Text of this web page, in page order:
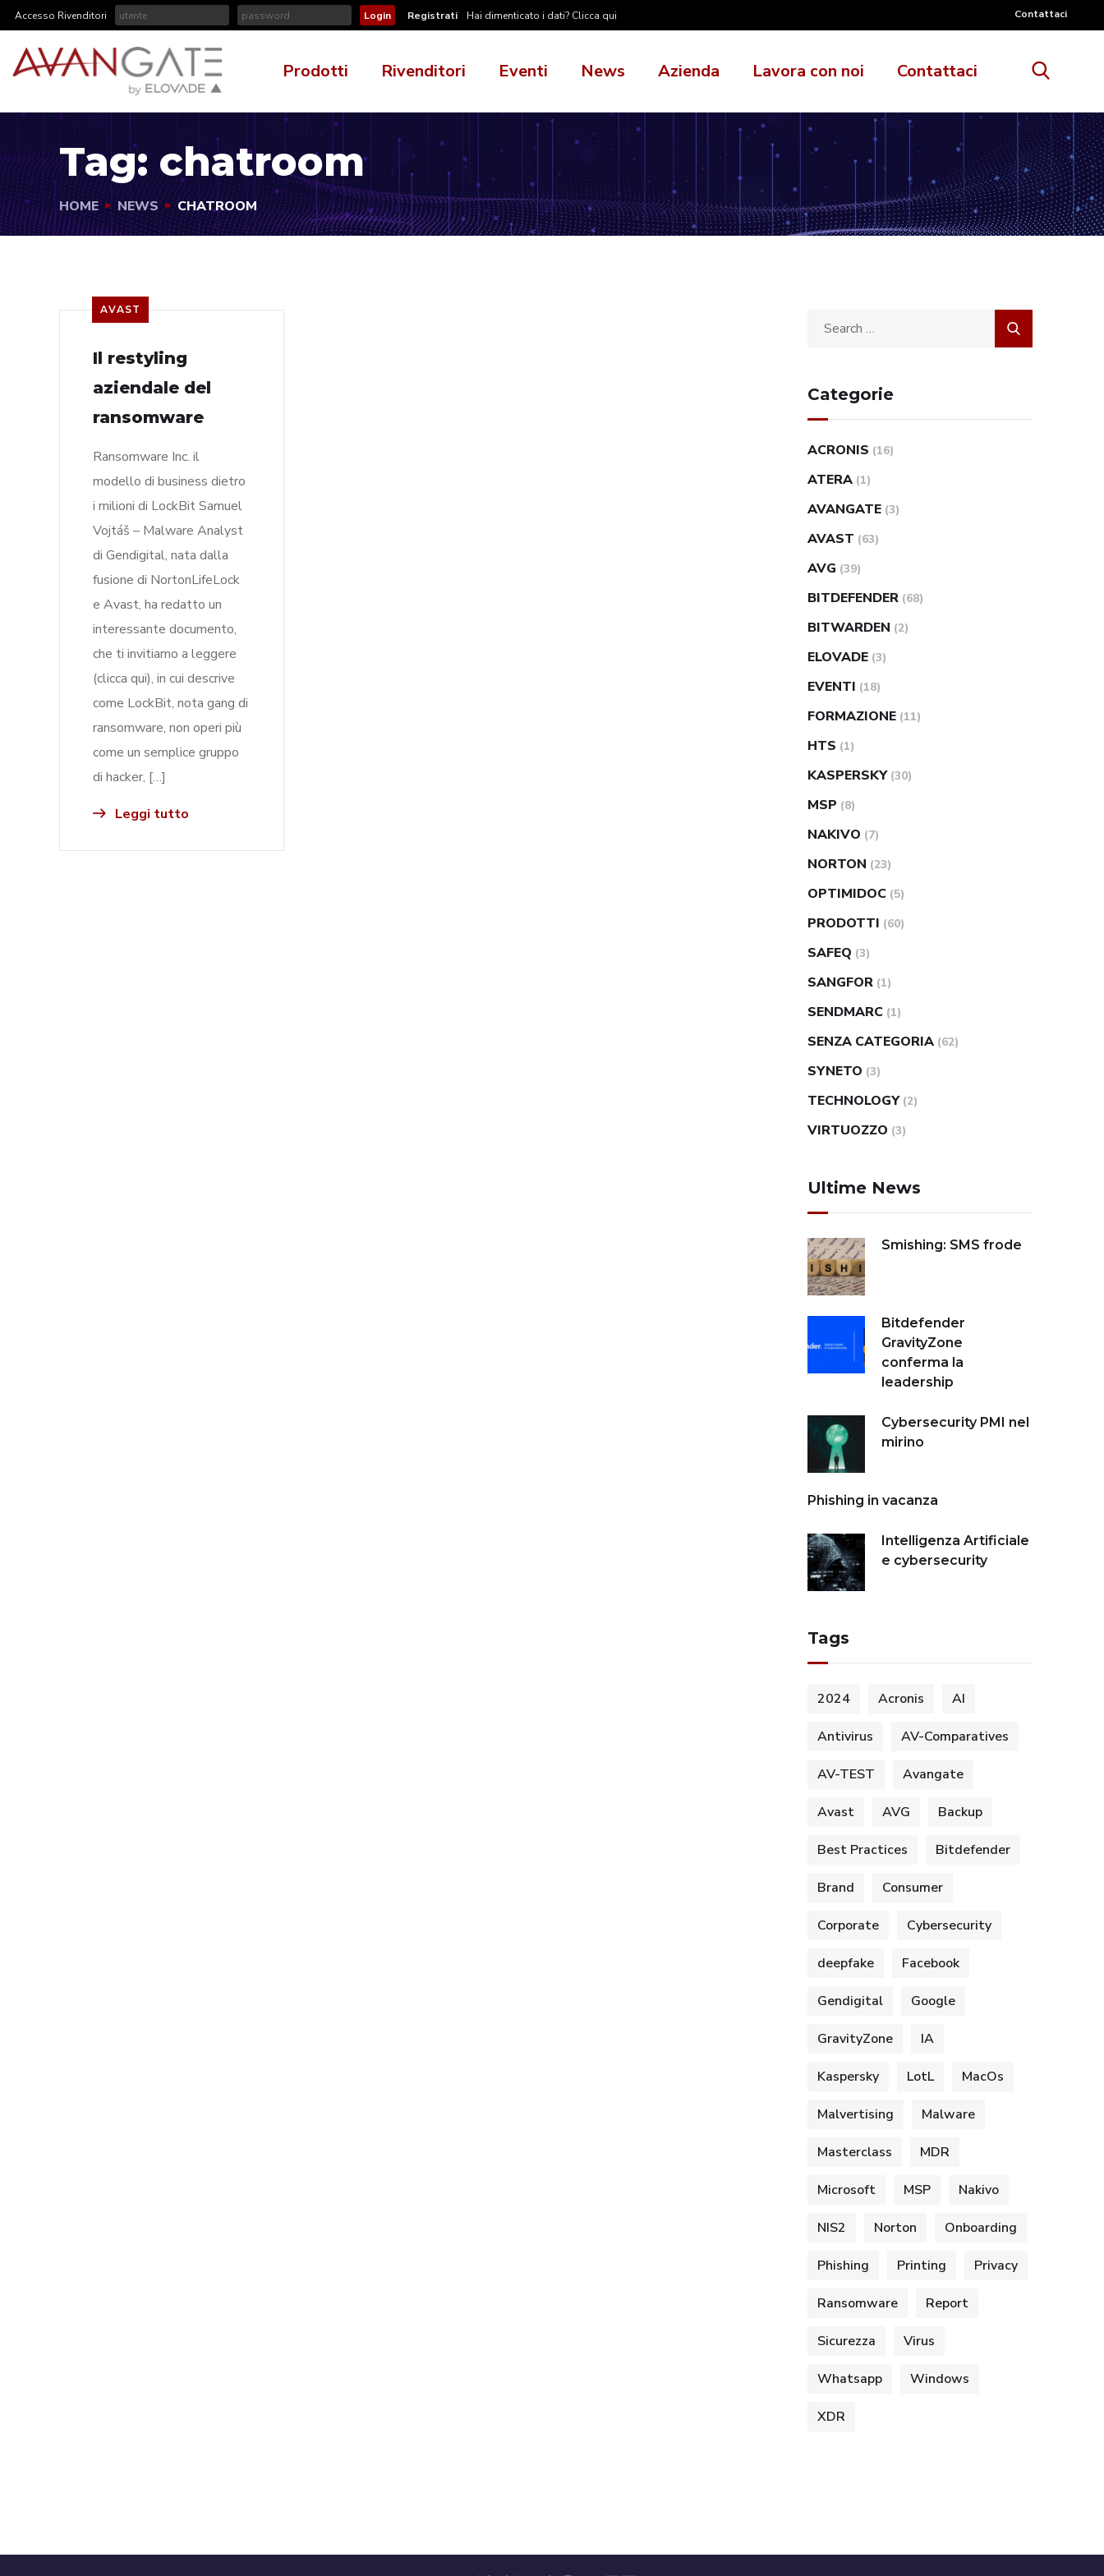
Accesso Rivenditori Registrati Hai dimenticato i dati? Clicca qui Contattaci
Prodotti Rivenditori Eventi News Azienda Lavora con noi Contattaci
Tag:chatroom
HOME NEWS CHATROOM
AVAST
Il restyling
aziendale del
ransomware
Ransomware Inc. il
modello di business dietro
i milioni di LockBit Samuel
Vojtáš – Malware Analyst
di Gendigital, nata dalla
fusione di NortonLifeLock
e Avast, ha redatto un
interessante documento,
che ti invitiamo a leggere
(clicca qui), in cui descrive
come LockBit, nota gang di
ransomware, non operi più
come un semplice gruppo
di hacker, […]
Leggi tutto
Categorie
ACRONIS (16)
ATERA (1)
AVANGATE (3)
AVAST (63)
AVG (39)
BITDEFENDER (68)
BITWARDEN (2)
ELOVADE (3)
EVENTI (18)
FORMAZIONE (11)
HTS (1)
KASPERSKY (30)
MSP (8)
NAKIVO (7)
NORTON (23)
OPTIMIDOC (5)
PRODOTTI (60)
SAFEQ (3)
SANGFOR (1)
SENDMARC (1)
SENZA CATEGORIA (62)
SYNETO (3)
TECHNOLOGY (2)
VIRTUOZZO (3)
Ultime News
Smishing: SMS frode
Bitdefender
GravityZone
conferma la
leadership
Cybersecurity PMI nel
mirino
Phishing in vacanza
Intelligenza Artificiale
e cybersecurity
Tags
2024 Acronis AI
Antivirus AV-Comparatives
AV-TEST Avangate
Avast AVG Backup
Best Practices Bitdefender
Brand Consumer
Corporate Cybersecurity
deepfake Facebook
Gendigital Google
GravityZone IA
Kaspersky LotL MacOs
Malvertising Malware
Masterclass MDR
Microsoft MSP Nakivo
NIS2 Norton Onboarding
Phishing Printing Privacy
Ransomware Report
Sicurezza Virus
Whatsapp Windows
XDR